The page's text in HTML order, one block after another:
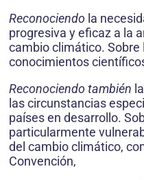
Reconociendo la
progresiva y eficaz a la
cambio climático. Sobre
conocimientos
Reconociendo también
las circunstancias
países en desarrollo.
particularmente
del cambio climático,
Convención,